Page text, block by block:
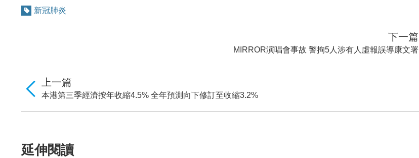
新冠肺炎
下一篇
MIRROR演唱會事故 警拘5人涉有人虛報誤導康文署
上一篇
本港第三季經濟按年收縮4.5% 全年預測向下修訂至收縮3.2%
延伸閱讀